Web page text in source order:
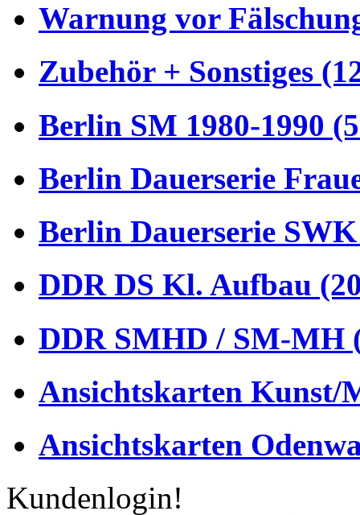
Warnung vor
Zubehör + Sonstiges
Berlin SM 1980-1990
Berlin Dauerserie
Berlin Dauerserie
DDR DS Kl. Aufbau
DDR SMHD / SM-MH
Ansichtskarten Kunst/
Ansichtskarten
Kundenlogin!